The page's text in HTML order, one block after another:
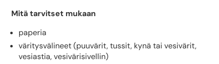
Mitä tarvitset mukaan
paperia
väritysvälineet (puuvärit, tussit, kynä tai vesivärit,
vesiastia, vesivärisivellin)